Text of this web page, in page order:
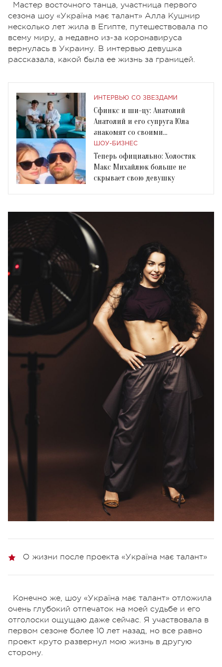
Мастер восточного танца, участница первого
сезона шоу «Україна має талант» Алла Кушнир
несколько лет жила в Египте, путешествовала по
всему миру, а недавно из-за коронавируса
вернулась в Украину. В интервью девушка
рассказала, какой была ее жизнь за границей.
ИНТЕРВЬЮ СО ЗВЕЗДАМИ
Сфинкс и ши-цу: Анатолий
Анатолий и его супруга Юла
знакомят со своими
домашними животными
ШОУ-БИЗНЕС
Теперь официально: Холостяк
Макс Михайлюк больше не
скрывает свою девушку
О жизни после проекта «Україна має талант»
Конечно же, шоу «Україна має талант» отложила
очень глубокий отпечаток на моей судьбе и его
отголоски ощущаю даже сейчас. Я участвовала в
первом сезоне более 10 лет назад, но все равно
проект круто развернул мою жизнь в другую
сторону.